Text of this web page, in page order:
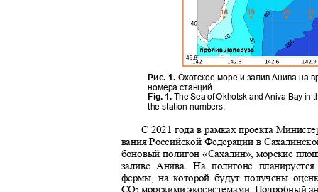
Рис. 1. Охотское море и залив Анива на
номера станций.
Fig. 1. The Sea of Okhotsk and Aniva Bay in
the station numbers.
С 2021 года в рамках проекта
вания Российской Федерации в
боновый полигон «Сахалин», морские
заливе Анива. На полигоне
фермы, на которой будут получены
CO морскими экосистемами. Подробный